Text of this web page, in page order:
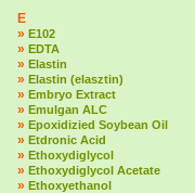
E
» E102
» EDTA
» Elastin
» Elastin (elasztin)
» Embryo Extract
» Emulgan ALC
» Epoxidizied Soybean Oil
» Etdronic Acid
» Ethoxydiglycol
» Ethoxydiglycol Acetate
» Ethoxyethanol